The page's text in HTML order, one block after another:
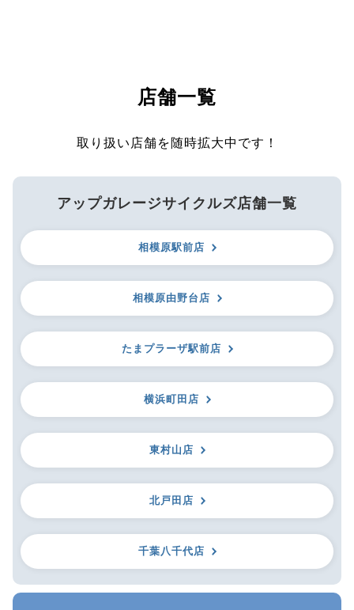
店舗一覧
取り扱い店舗を随時拡大中です！
アップガレージサイクルズ店舗一覧
相模原駅前店
相模原由野台店
たまプラーザ駅前店
横浜町田店
東村山店
北戸田店
千葉八千代店